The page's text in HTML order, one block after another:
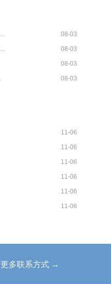
08-03
08-03
08-03
08-03
11-06
11-06
11-06
11-06
11-06
11-06
多联系方式 →